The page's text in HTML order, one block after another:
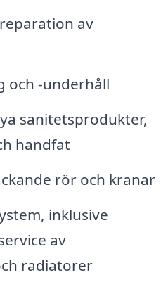
av
och -underhåll
sanitetsprodukter,
handfat
rör och kranar
inklusive
av
radiatorer